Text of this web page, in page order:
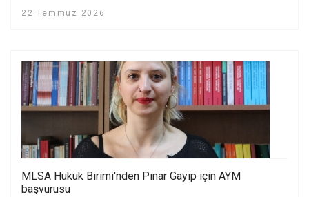
22 Temmuz 2026
MLSA Hukuk Birimi'nden Pınar Gayıp için AYM
başvurusu